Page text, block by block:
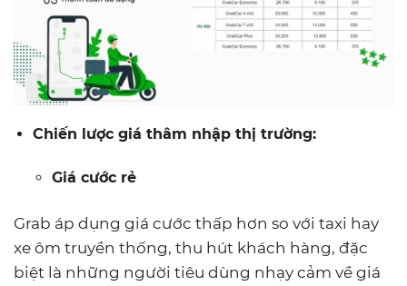
Chiến lược giá thâm nhập thị trường:
Giá cước rẻ
Grab áp dụng giá cước thấp hơn so với taxi hay
xe ôm truyền thống, thu hút khách hàng, đặc
biệt là những người tiêu dùng nhạy cảm về giá